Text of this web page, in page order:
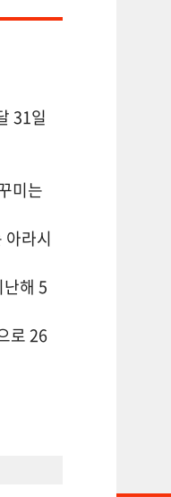
31일
미는
아라시
해 5
로 26